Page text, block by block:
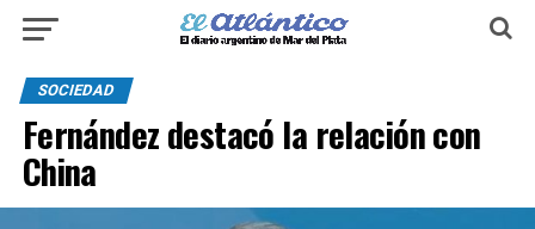
SOCIEDAD
Fernández destacó la relación con
China